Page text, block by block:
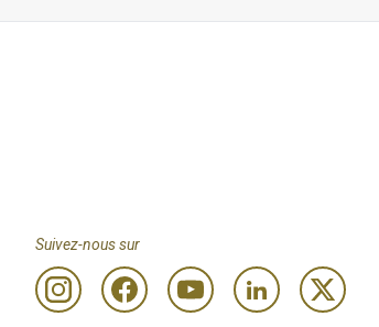
Suivez-nous sur